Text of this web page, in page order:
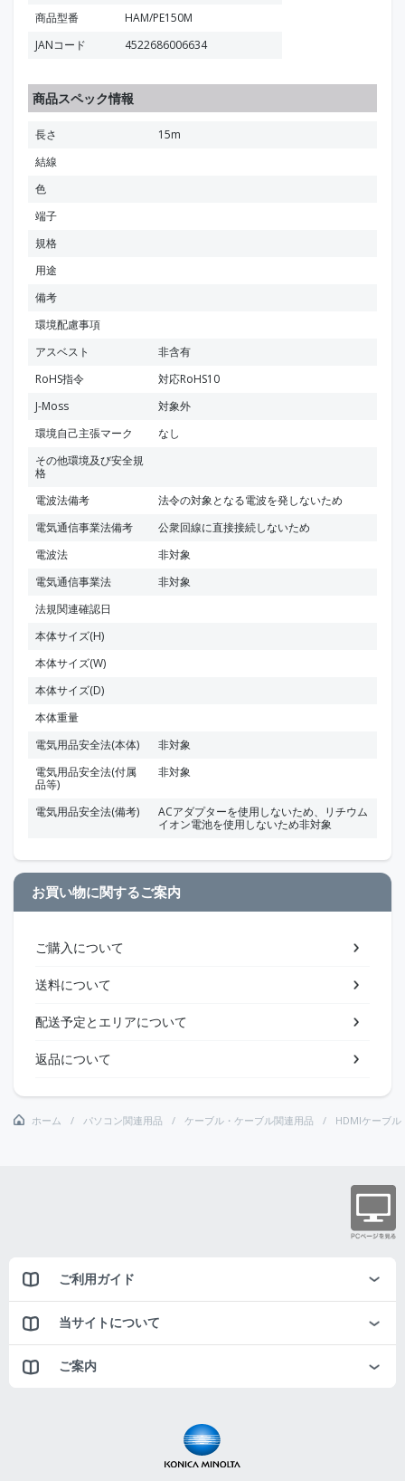
商品型番
HAM/PE150M
JANコード
4522686006634
商品スペック情報
長さ
15m
結線
色
端子
規格
用途
備考
環境配慮事項
アスベスト
非含有
RoHS指令
対応RoHS10
J-Moss
対象外
環境自己主張マーク
なし
その他環境及び安全規
格
電波法備考
法令の対象となる電波を発しないため
電気通信事業法備考
公衆回線に直接接続しないため
電波法
非対象
電気通信事業法
非対象
法規関連確認日
本体サイズ(H)
本体サイズ(W)
本体サイズ(D)
本体重量
電気用品安全法(本体)
非対象
電気用品安全法(付属
品等)
非対象
電気用品安全法(備考)
ACアダプターを使用しないため、リチウム
イオン電池を使用しないため非対象
お買い物に関するご案内
ご購入について
送料について
配送予定とエリアについて
返品について
ホーム パソコン関連用品 ケーブル・ケーブル関連用品 HDMIケーブル
ご利用ガイド
当サイトについて
ご案内